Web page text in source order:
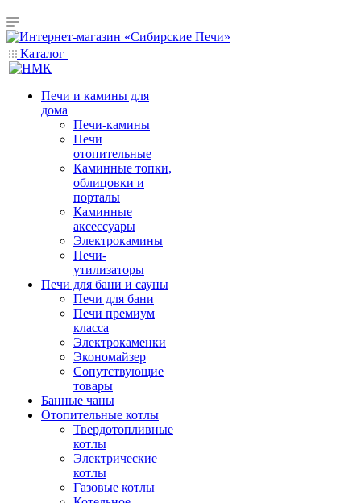
Каталог
Печи и камины для
дома
Печи-камины
Печи
отопительные
Каминные топки,
облицовки и
порталы
Каминные
аксессуары
Электрокамины
Печи-
утилизаторы
Печи для бани и сауны
Печи для бани
Печи премиум
класса
Электрокаменки
Экономайзер
Сопутствующие
товары
Банные чаны
Отопительные котлы
Твердотопливные
котлы
Электрические
котлы
Газовые котлы